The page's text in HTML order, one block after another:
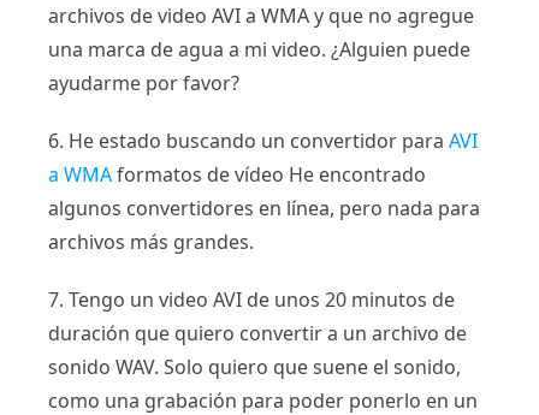
archivos de video AVI a WMA y que no agregue
una marca de agua a mi video. ¿Alguien puede
ayudarme por favor?
6. He estado buscando un convertidor para AVI
a WMAformatos de vídeo He encontrado
algunos convertidores en línea, pero nada para
archivos más grandes.
7. Tengo un video AVI de unos 20 minutos de
duración que quiero convertir a un archivo de
sonido WAV. Solo quiero que suene el sonido,
como una grabación para poder ponerlo en un